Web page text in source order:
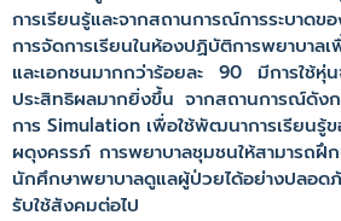
การเรียนรู้และจากสถานการณ์การระบาด
การจัดการเรียนในห้องปฏิบัติการพยาบา
และเอกชนมากกว่าร้อยละ 90 มีการใช้หุ่น
ประสิทธิผลมากยิ่งขึ้น จากสถานการณ์ดัง
การ Simulation เพื่อใช้พัฒนาการเรียนรู้
ผดุงครรภ์ การพยาบาลชุมชนให้สามารถฝึ
นักศึกษาพยาบาลดูแลผู้ป่วยได้อย่างปลอด
รับใช้สังคมต่อไป